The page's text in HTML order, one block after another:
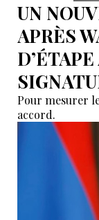
UN
APRÈS
Pour mesurer
accord.